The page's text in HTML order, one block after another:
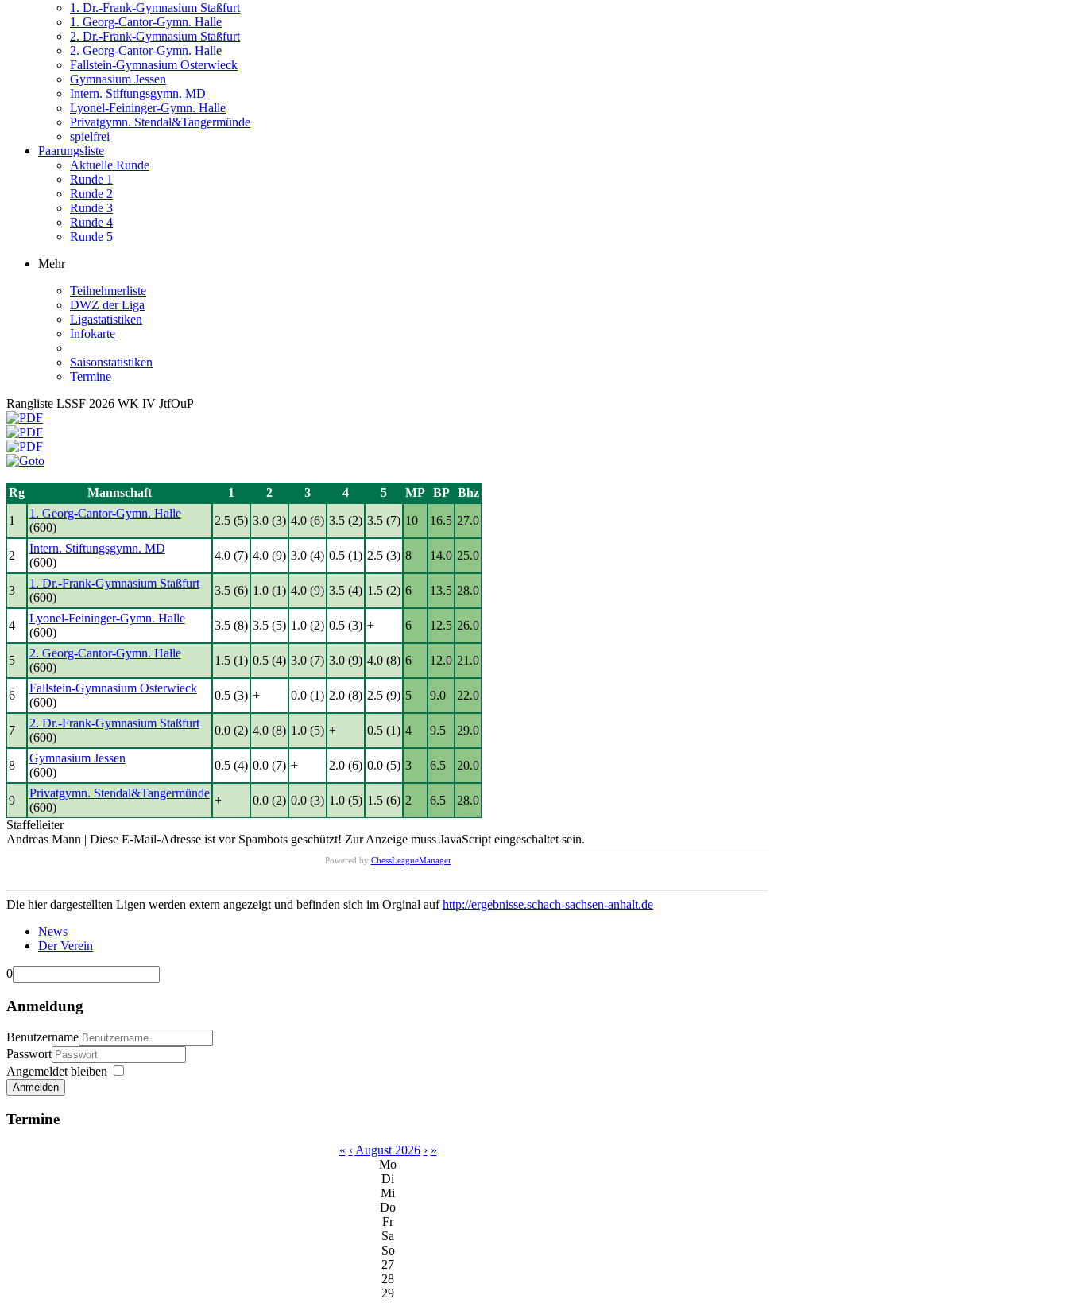
1. Dr.-Frank-Gymnasium Staßfurt
1. Georg-Cantor-Gymn. Halle
2. Dr.-Frank-Gymnasium Staßfurt
2. Georg-Cantor-Gymn. Halle
Fallstein-Gymnasium Osterwieck
Gymnasium Jessen
Intern. Stiftungsgymn. MD
Lyonel-Feininger-Gymn. Halle
Privatgymn. Stendal&Tangermünde
spielfrei
Paarungsliste
Aktuelle Runde
Runde 1
Runde 2
Runde 3
Runde 4
Runde 5
Mehr
Teilnehmerliste
DWZ der Liga
Ligastatistiken
Infokarte
Saisonstatistiken
Termine
Rangliste LSSF 2026 WK IV JtfOuP
Rg Mannschaft 1 2 3 4 5 MP BP Bhz
1
1. Georg-Cantor-Gymn. Halle
(600)
2.5 (5) 3.0 (3) 4.0 (6) 3.5 (2) 3.5 (7) 10 16.5 27.0
2
Intern. Stiftungsgymn. MD
(600)
4.0 (7) 4.0 (9) 3.0 (4) 0.5 (1) 2.5 (3) 8 14.0 25.0
3
1. Dr.-Frank-Gymnasium Staßfurt
(600)
3.5 (6) 1.0 (1) 4.0 (9) 3.5 (4) 1.5 (2) 6 13.5 28.0
4
Lyonel-Feininger-Gymn. Halle
(600)
3.5 (8) 3.5 (5) 1.0 (2) 0.5 (3) + 6 12.5 26.0
5
2. Georg-Cantor-Gymn. Halle
(600)
1.5 (1) 0.5 (4) 3.0 (7) 3.0 (9) 4.0 (8) 6 12.0 21.0
6
Fallstein-Gymnasium Osterwieck
(600)
0.5 (3) + 0.0 (1) 2.0 (8) 2.5 (9) 5 9.0 22.0
7
2. Dr.-Frank-Gymnasium Staßfurt
(600)
0.0 (2) 4.0 (8) 1.0 (5) + 0.5 (1) 4 9.5 29.0
8
Gymnasium Jessen
(600)
0.5 (4) 0.0 (7) + 2.0 (6) 0.0 (5) 3 6.5 20.0
9
Privatgymn. Stendal&Tangermünde
(600)
+ 0.0 (2) 0.0 (3) 1.0 (5) 1.5 (6) 2 6.5
28.0
Staffelleiter
Andreas Mann | Diese E-Mail-Adresse ist vor Spambots geschützt! Zur Anzeige muss JavaScript eingeschaltet sein.
Powered by ChessLeagueManager
Die hier dargestellten Ligen werden extern angezeigt und befinden sich im Orginal aufhttp://ergebnisse.schach-sachsen-anhalt.de
News
Der Verein
0
Anmeldung
Benutzername
Passwort
Angemeldet bleiben
Anmelden
Termine
« ‹ August 2026 › »
Mo
Di
Mi
Do
Fr
Sa
So
27
28
29